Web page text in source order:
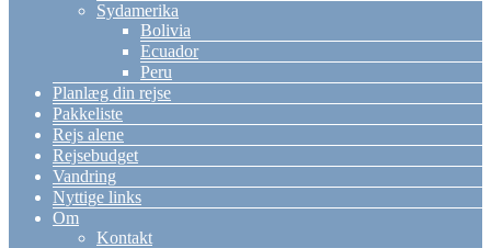
Sydamerika
Bolivia
Ecuador
Peru
Planlæg din rejse
Pakkeliste
Rejs alene
Rejsebudget
Vandring
Nyttige links
Om
Kontakt